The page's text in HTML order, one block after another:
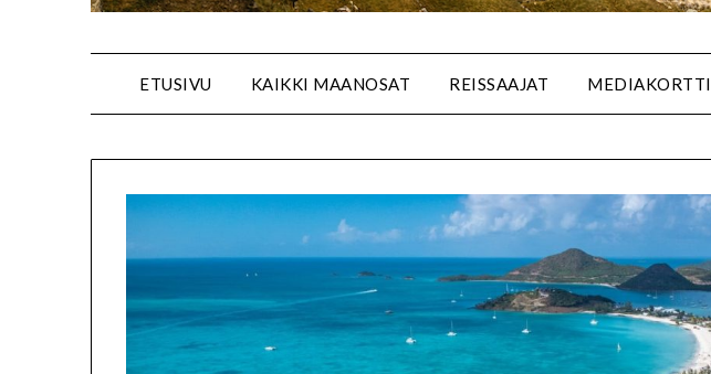
ETUSIVU KAIKKI MAANOSAT REISSAAJAT MEDIAKORTTI